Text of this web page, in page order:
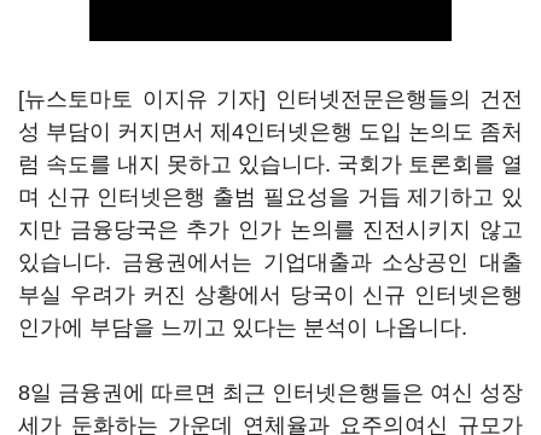
[뉴스토마토 이지유 기자] 인터넷전문은행들의 건전
성 부담이 커지면서 제4인터넷은행 도입 논의도 좀처
럼 속도를 내지 못하고 있습니다. 국회가 토론회를 열
며 신규 인터넷은행 출범 필요성을 거듭 제기하고 있
지만 금융당국은 추가 인가 논의를 진전시키지 않고
있습니다. 금융권에서는 기업대출과 소상공인 대출
부실 우려가 커진 상황에서 당국이 신규 인터넷은행
인가에 부담을 느끼고 있다는 분석이 나옵니다.
8일 금융권에 따르면 최근 인터넷은행들은 여신 성장
세가 둔화하는 가운데 연체율과 요주의여신 규모가